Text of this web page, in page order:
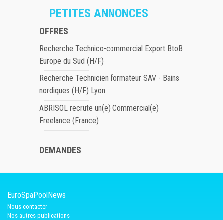
PETITES ANNONCES
OFFRES
Recherche Technico-commercial Export BtoB
Europe du Sud (H/F)
Recherche Technicien formateur SAV - Bains
nordiques (H/F) Lyon
ABRISOL recrute un(e) Commercial(e)
Freelance (France)
DEMANDES
EuroSpaPoolNews
Nous contacter
Nos autres publications